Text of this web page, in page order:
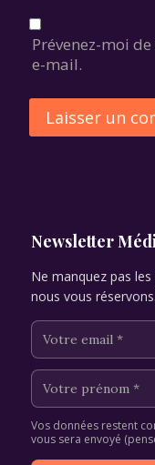
Prévenez-moi
e-mail.
Newsletter
Ne manquez pas
nous vous réservons.
Vos données restent
vous sera envoyé